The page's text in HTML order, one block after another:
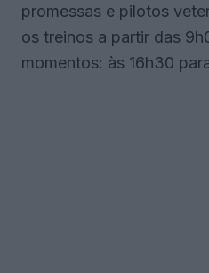
promessas e pilotos
os treinos a partir das
momentos: às 16h30